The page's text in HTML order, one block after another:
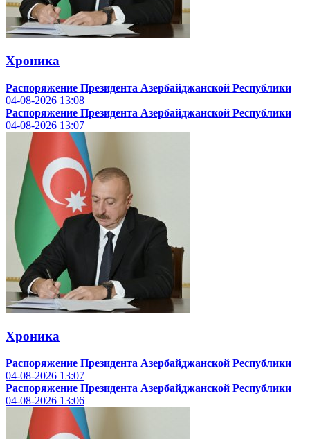
Хроника
Распоряжение Президента Азербайджанской Республики
04-08-2026 13:08
Распоряжение Президента Азербайджанской Республики
04-08-2026 13:07
Хроника
Распоряжение Президента Азербайджанской Республики
04-08-2026 13:07
Распоряжение Президента Азербайджанской Республики
04-08-2026 13:06